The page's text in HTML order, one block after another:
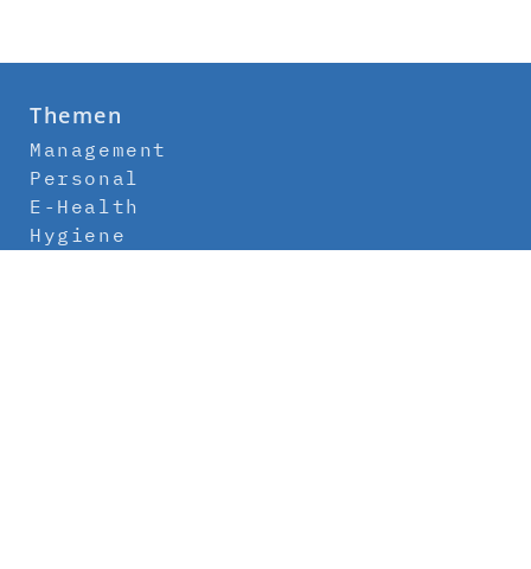
Themen
Management
Personal
E-Health
Hygiene